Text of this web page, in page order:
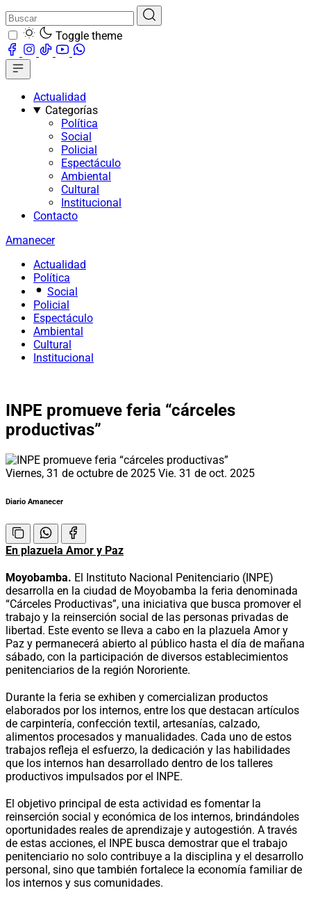
Toggle theme
Actualidad
Categorías
Política
Social
Policial
Espectáculo
Ambiental
Cultural
Institucional
Contacto
Amanecer
Actualidad
Política
Social
Policial
Espectáculo
Ambiental
Cultural
Institucional
INPE promueve feria “cárceles
productivas”
Viernes, 31 de octubre de 2025 Vie. 31 de oct. 2025
Diario Amanecer
En plazuela Amor y Paz
Moyobamba. El Instituto Nacional Penitenciario (INPE)
desarrolla en la ciudad de Moyobamba la feria denominada
“Cárceles Productivas”, una iniciativa que busca promover el
trabajo y la reinserción social de las personas privadas de
libertad. Este evento se lleva a cabo en la plazuela Amor y
Paz y permanecerá abierto al público hasta el día de mañana
sábado, con la participación de diversos establecimientos
penitenciarios de la región Nororiente.
Durante la feria se exhiben y comercializan productos
elaborados por los internos, entre los que destacan artículos
de carpintería, confección textil, artesanías, calzado,
alimentos procesados y manualidades. Cada uno de estos
trabajos refleja el esfuerzo, la dedicación y las habilidades
que los internos han desarrollado dentro de los talleres
productivos impulsados por el INPE.
El objetivo principal de esta actividad es fomentar la
reinserción social y económica de los internos, brindándoles
oportunidades reales de aprendizaje y autogestión. A través
de estas acciones, el INPE busca demostrar que el trabajo
penitenciario no solo contribuye a la disciplina y el desarrollo
personal, sino que también fortalece la economía familiar de
los internos y sus comunidades.